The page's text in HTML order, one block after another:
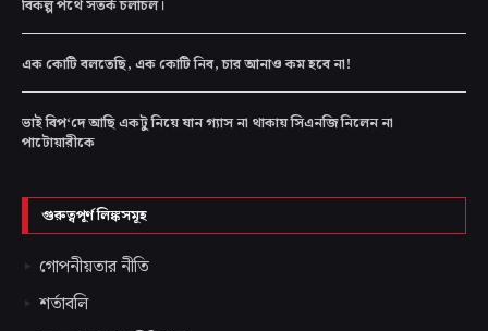
বিকল্প পথে সতর্ক চলাচল।
এক কোটি বলতেছি, এক কোটি নিব, চার আনাও কম হবে না!
ভাই বিপ‘দে আছি একটু নিয়ে যান গ্যাস না থাকায় সিএনজি নিলেন না
পাটোয়ারীকে
গুরুত্বপূর্ণ লিঙ্কসমূহ
গোপনীয়তার নীতি
শর্তাবলি